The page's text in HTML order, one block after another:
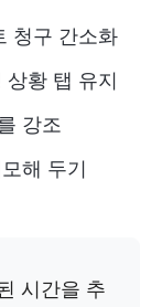
청구 간소화
황 탭 유지
강조
해 두기
시간을 추